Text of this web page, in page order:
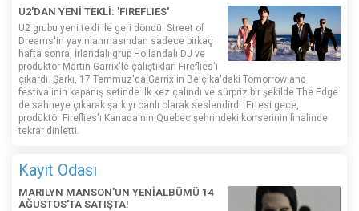
U2'DAN YENİ TEKLİ: 'FIREFLIES'
U2 grubu yeni tekli ile geri döndü. Street of
Dreams'in yayınlanmasından sadece birkaç
hafta sonra, İrlandalı grup Hollandalı DJ ve
prodüktör Martin Garrix'le çalıştıkları Fireflies'ı
çıkardı. Şarkı, 17 Temmuz'da Garrix'in Belçika'daki Tomorrowland
festivalinin kapanış setinde ilk kez çalındı ​​ve sürpriz bir şekilde The Edge
de sahneye çıkarak şarkıyı canlı olarak seslendirdi. Ertesi gece,
prodüktör Fireflies'ı Kanada'nın Quebec şehrindeki konserinin finalinde
tekrar dinletti.
Kayıt Odası
MARILYN MANSON'UN YENİALBÜMÜ 14
AĞUSTOS'TA SATIŞTA!